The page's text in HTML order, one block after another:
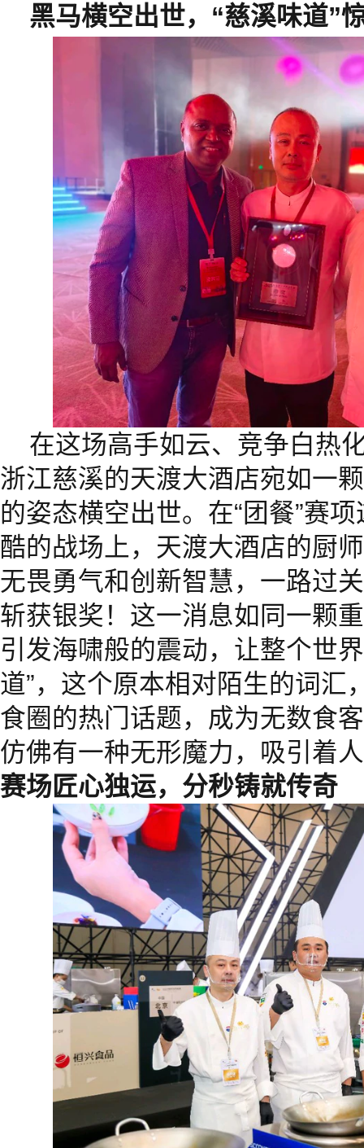
黑马横空出世，“慈溪味道”
在这场高手如云、竞争白热
浙江慈溪的天渡大酒店宛如一
的姿态横空出世。在“团餐”赛
酷的战场上，天渡大酒店的厨
无畏勇气和创新智慧，一路过
斩获银奖！这一消息如同一颗
引发海啸般的震动，让整个世
道”，这个原本相对陌生的词汇
食圈的热门话题，成为无数食
仿佛有一种无形魔力，吸引着
赛场匠心独运，分秒铸就传奇